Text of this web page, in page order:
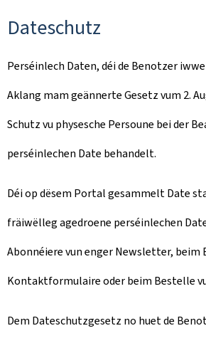
Dateschutz
Perséinlech Daten, déi de Benotzer
Aklang mam geännerte Gesetz vum 2.
Schutz vu physesche Persoune bei der
perséinlechen Date behandelt.
Déi op dësem Portal gesammelt Date
fräiwëlleg agedroene perséinlechen
Abonnéiere vun enger Newsletter, beim
Kontaktformulaire oder beim Bestelle
Dem Dateschutzgesetz no huet de